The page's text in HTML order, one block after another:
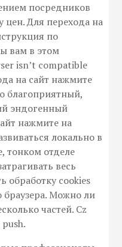
посредников
цен. Для перехода на
по
вам в этом
isn’t compatible
на сайт нажмите
благоприятный,
эндогенный
нажмите на
локально в
тонком отделе
весь
обработку cookies
браузера. Можно ли
частей. Cz